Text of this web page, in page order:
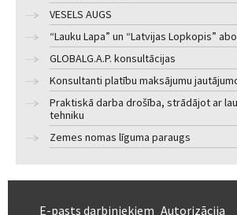
VESELS AUGS
“Lauku Lapa” un “Latvijas Lopkopis”
GLOBALG.A.P. konsultācijas
Konsultanti platību maksājumu
Praktiskā darba drošība, strādājot ar
tehniku
Zemes nomas līguma paraugs
E-pasts darbiniekiem Autorizācija